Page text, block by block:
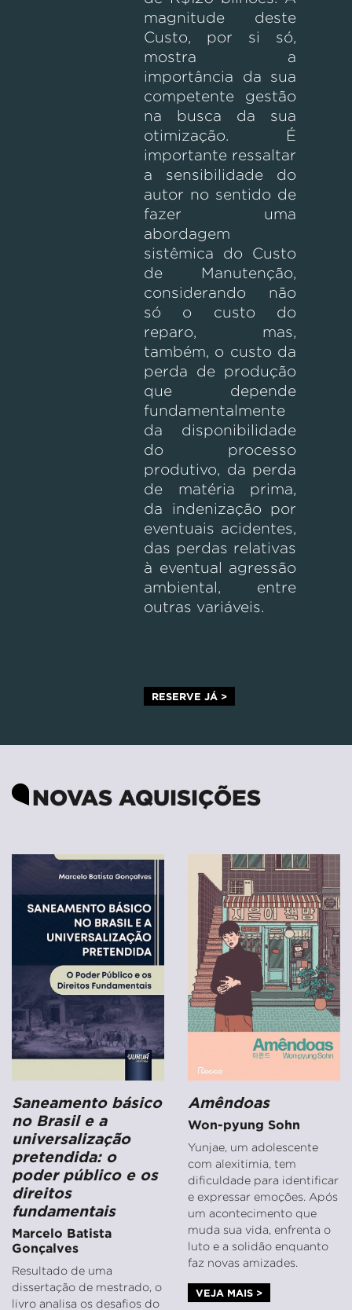
magnitude deste
Custo, por si só,
mostra a
importância da sua
competente gestão
na busca da sua
otimização. É
importante ressaltar
a sensibilidade do
autor no sentido de
fazer uma
abordagem
sistêmica do Custo
de Manutenção,
considerando não
só o custo do
reparo, mas,
também, o custo da
perda de produção
que depende
fundamentalmente
da disponibilidade
do processo
produtivo, da perda
de matéria prima,
da indenização por
eventuais acidentes,
das perdas relativas
à eventual agressão
ambiental, entre
outras variáveis.
RESERVE JÁ >
NOVAS AQUISIÇÕES
Saneamento básico
no Brasil e a
universalização
pretendida: o
poder público e os
direitos
fundamentais
Marcelo Batista
Gonçalves
Resultado de uma
dissertação de mestrado, o
livro analisa os desafios do
Amêndoas
Won-pyung Sohn
Yunjae, um adolescente
com alexitimia, tem
dificuldade para identificar
e expressar emoções. Após
um acontecimento que
muda sua vida, enfrenta o
luto e a solidão enquanto
faz novas amizades.
VEJA MAIS >